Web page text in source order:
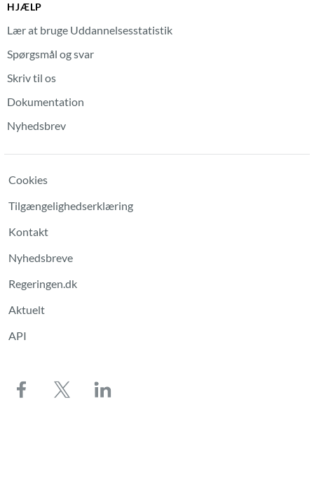
HJÆLP
Lær at bruge Uddannelsesstatistik
Spørgsmål og svar
Skriv til os
Dokumentation
Nyhedsbrev
Cookies
Tilgængelighedserklæring
Kontakt
Nyhedsbreve
Regeringen.dk
Aktuelt
API